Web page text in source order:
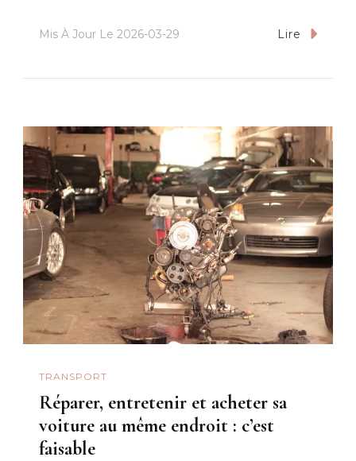
Mis À Jour Le 2026-03-29 Lire
TRANSPORT
Réparer, entretenir et acheter sa
voiture au même endroit : c’est
faisable